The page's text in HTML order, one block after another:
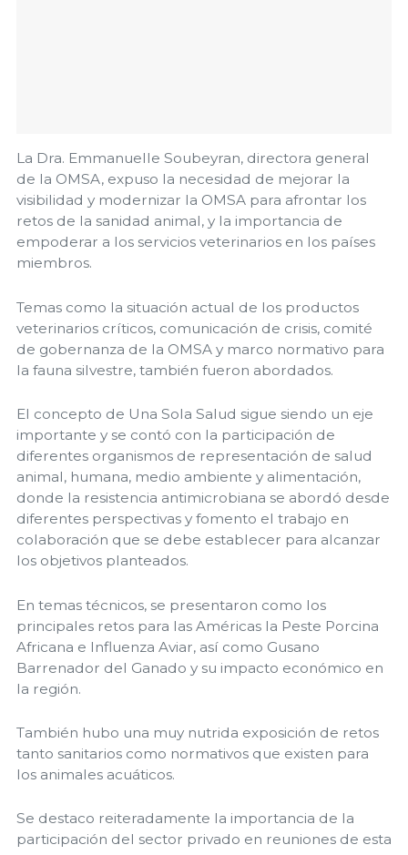
La Dra. Emmanuelle Soubeyran, directora general
de la OMSA, expuso la necesidad de mejorar la
visibilidad y modernizar la OMSA para afrontar los
retos de la sanidad animal, y la importancia de
empoderar a los servicios veterinarios en los países
miembros.
Temas como la situación actual de los productos
veterinarios críticos, comunicación de crisis, comité
de gobernanza de la OMSA y marco normativo para
la fauna silvestre, también fueron abordados.
El concepto de Una Sola Salud sigue siendo un eje
importante y se contó con la participación de
diferentes organismos de representación de salud
animal, humana, medio ambiente y alimentación,
donde la resistencia antimicrobiana se abordó desde
diferentes perspectivas y fomento el trabajo en
colaboración que se debe establecer para alcanzar
los objetivos planteados.
En temas técnicos, se presentaron como los
principales retos para las Américas la Peste Porcina
Africana e Influenza Aviar, así como Gusano
Barrenador del Ganado y su impacto económico en
la región.
También hubo una muy nutrida exposición de retos
tanto sanitarios como normativos que existen para
los animales acuáticos.
Se destaco reiteradamente la importancia de la
participación del sector privado en reuniones de esta